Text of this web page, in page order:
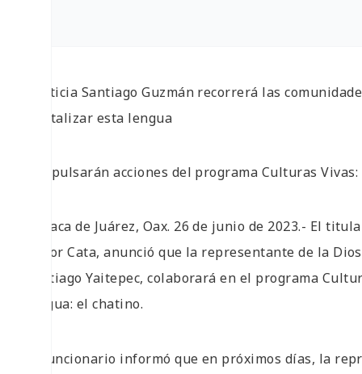
• Leticia Santiago Guzmán recorrerá las
revitalizar esta lengua
• Impulsarán acciones del programa Culturas
Oaxaca de Juárez, Oax. 26 de junio de 2023.- El
Víctor Cata, anunció que la representante de la
Santiago Yaitepec, colaborará en el programa
lengua: el chatino.
El funcionario informó que en próximos días, la